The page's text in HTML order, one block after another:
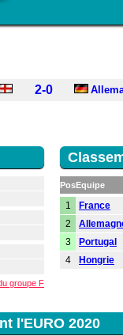
2-0
groupe F
PosEquipe
1
France
2
3
Portugal
4
Hongrie
l'EURO 2020